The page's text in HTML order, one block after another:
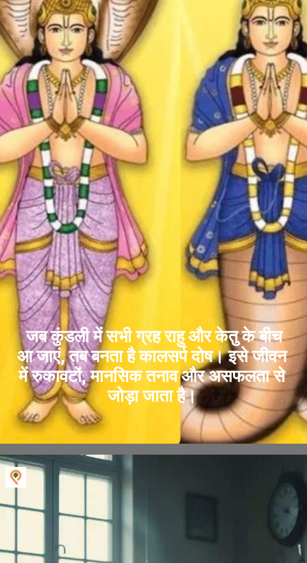
जब कुंडली में सभी ग्रह राहु और केतु के बीच
आ जाएं, तब बनता है कालसर्प दोष। इसे जीवन
में रुकावटों, मानसिक तनाव और असफलता से
जोड़ा जाता है।